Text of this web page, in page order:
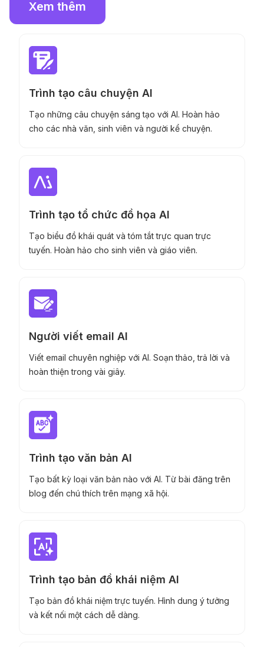
Xem thêm
Trình tạo câu chuyện AI
Tạo những câu chuyện sáng tạo với AI. Hoàn hảo
cho các nhà văn, sinh viên và người kể chuyện.
Trình tạo tổ chức đồ họa AI
Tạo biểu đồ khái quát và tóm tắt trực quan trực
tuyến. Hoàn hảo cho sinh viên và giáo viên.
Người viết email AI
Viết email chuyên nghiệp với AI. Soạn thảo, trả lời và
hoàn thiện trong vài giây.
Trình tạo văn bản AI
Tạo bất kỳ loại văn bản nào với AI. Từ bài đăng trên
blog đến chú thích trên mạng xã hội.
Trình tạo bản đồ khái niệm AI
Tạo bản đồ khái niệm trực tuyến. Hình dung ý tưởng
và kết nối một cách dễ dàng.